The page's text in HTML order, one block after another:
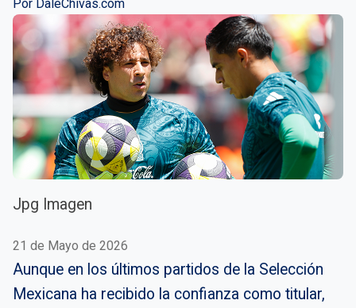
Por DaleChivas.com
Jpg Imagen
21 de Mayo de 2026
Aunque en los últimos partidos de la Selección
Mexicana ha recibido la confianza como titular,